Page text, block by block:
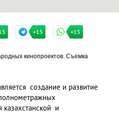
+15 +15
кинопроектов. Съемка
создание и развитие
и